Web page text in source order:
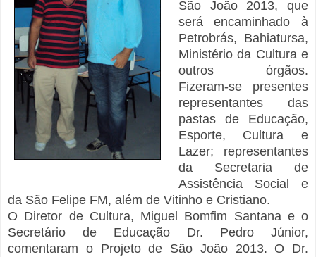
São João 2013, que
será encaminhado à
Petrobrás, Bahiatursa,
Ministério da Cultura e
outros órgãos.
Fizeram-se presentes
representantes das
pastas de Educação,
Esporte, Cultura e
Lazer; representantes
da Secretaria de
Assistência Social e
da São Felipe FM, além de Vitinho e Cristiano.
O Diretor de Cultura, Miguel Bomfim Santana e o
Secretário de Educação Dr. Pedro Júnior,
comentaram o Projeto de São João 2013. O Dr.